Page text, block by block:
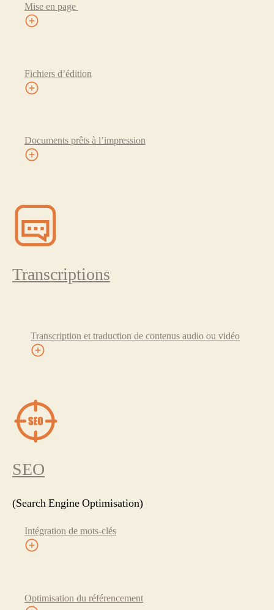
Mise en page
Fichiers d’édition
Documents prêts à l’impression
Transcriptions
Transcription et traduction de contenus audio ou vidéo
SEO
(Search Engine Optimisation)
Intégration de mots-clés
Optimisation du référencement